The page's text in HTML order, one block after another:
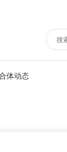
体动态